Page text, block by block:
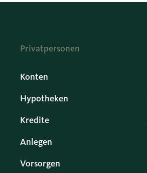
Privatpersonen
Konten
Hypotheken
Kredite
Anlegen
Vorsorgen